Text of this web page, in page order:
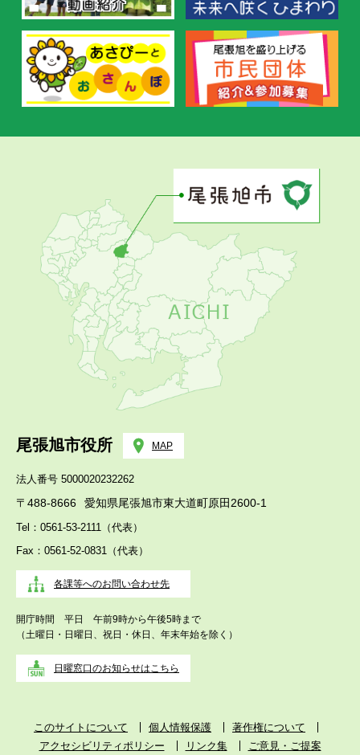
尾張旭市役所 MAP
法人番号 5000020232262
〒488-8666 愛知県尾張旭市東大道町原田2600-1
Tel：0561-53-2111（代表）
Fax：0561-52-0831（代表）
各課等へのお問い合わせ先
開庁時間 平日 午前9時から午後5時まで
（土曜日・日曜日、祝日・休日、年末年始を除く）
日曜窓口のお知らせはこちら
このサイトについて 個人情報保護
著作権について
アクセシビリティポリシー
リンク集 ご意見・ご提案